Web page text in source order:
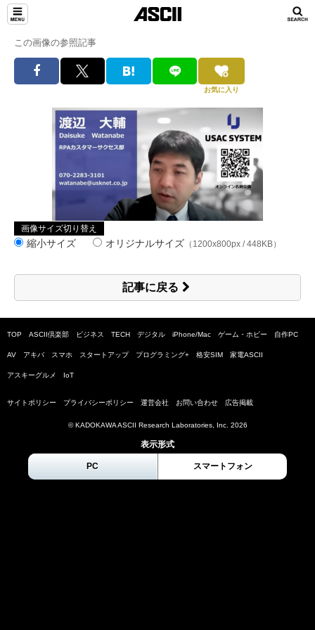
この画像の参照記事
お気に入り
画像サイズ切り替え
縮小サイズ オリジナルサイズ （1200x800px / 448KB）
記事に戻る
TOP ASCII倶楽部 ビジネス TECH デジタル iPhone/Mac ゲーム・ホビー 自作PC
AV アキバ スマホ スタートアップ プログラミング+ 格安SIM 家電ASCII
アスキーグルメ IoT
サイトポリシー プライバシーポリシー 運営会社 お問い合わせ 広告掲載
© KADOKAWA ASCII Research Laboratories, Inc. 2026
表示形式
PC スマートフォン